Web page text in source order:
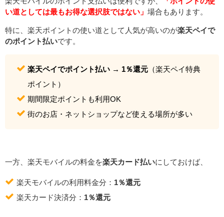
い道としては最もお得な選択肢ではない」 場合もあります。
特に、楽天ポイントの使い道として人気が高いのが楽天ペイで
のポイント払いです。
楽天ペイでポイント払い → 1％還元 （楽天ペイ特典
ポイント）
期間限定ポイントも利用OK
街のお店・ネットショップなど使える場所が多い
一方、楽天モバイルの料金を楽天カード払いにしておけば、
楽天モバイルの利用料金分： 1％還元
楽天カード決済分： 1％還元